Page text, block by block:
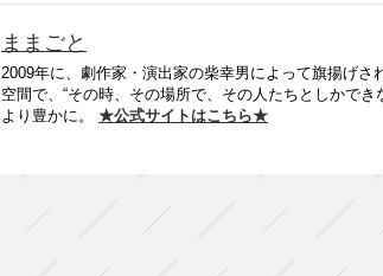
ままごと
2009年に、劇作家・演出家の柴幸男によって旗揚げ
空間で、“その時、その場所で、その人たちとしかで
より豊かに。 ★公式サイトはこちら★